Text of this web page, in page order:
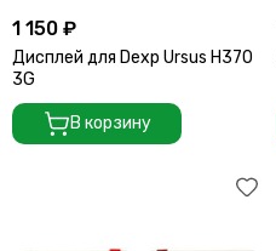
1 150 ₽
Дисплей для Dexp Ursus H370
3G
В корзину